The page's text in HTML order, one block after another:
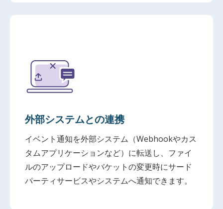
外部システムとの連携
イベント通知を外部システム（Webhookやカス
タムアプリケーションなど）に転送し、ファイ
ルのアップロードやバケットの変更時にサード
パーティサービスやシステムへ通知できます。